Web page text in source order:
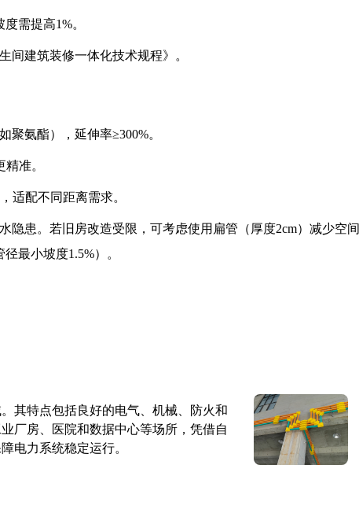
需提高1%。
间建筑装修一体化技术规程》。
聚氨酯），延伸率≥300%。
准。
适配不同距离需求。
隐患。若旧房改造受限，可考虑使用扁管（厚度2cm）减少空间
最小坡度1.5%）。
其特点包括良好的电气、机械、防火和
厂房、医院和数据中心等场所，凭借自
电力系统稳定运行。